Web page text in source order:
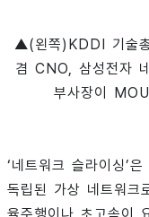
▲(왼쪽)KDDI 기술
겸 CNO, 삼성전자
부사장이
‘네트워크 슬라이싱’
독립된 가상 네트워크
율주행이나 초고속이